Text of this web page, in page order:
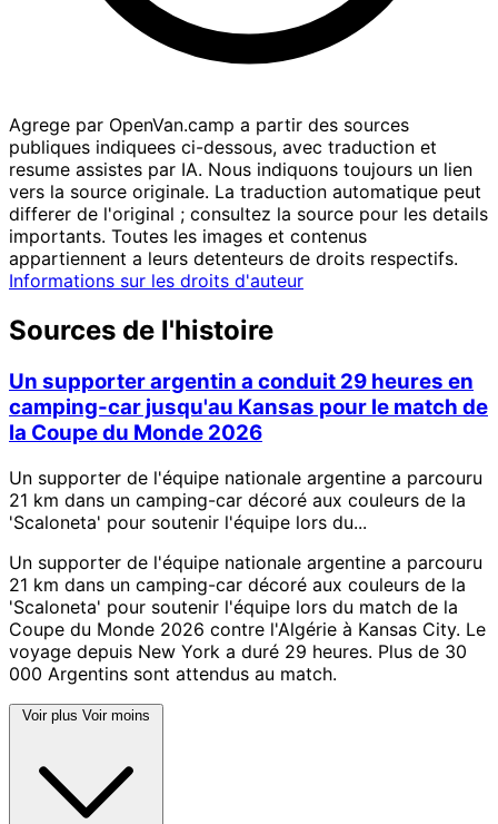
Agrege par OpenVan.camp a partir des sources
publiques indiquees ci-dessous, avec traduction et
resume assistes par IA. Nous indiquons toujours un lien
vers la source originale. La traduction automatique peut
differer de l'original ; consultez la source pour les details
importants. Toutes les images et contenus
appartiennent a leurs detenteurs de droits respectifs.
Informations sur les droits d'auteur
Sources de l'histoire
Un supporter argentin a conduit 29 heures en
camping-car jusqu'au Kansas pour le match de
la Coupe du Monde 2026
Un supporter de l'équipe nationale argentine a parcouru
21 km dans un camping-car décoré aux couleurs de la
'Scaloneta' pour soutenir l'équipe lors du...
Un supporter de l'équipe nationale argentine a parcouru
21 km dans un camping-car décoré aux couleurs de la
'Scaloneta' pour soutenir l'équipe lors du match de la
Coupe du Monde 2026 contre l'Algérie à Kansas City. Le
voyage depuis New York a duré 29 heures. Plus de 30
000 Argentins sont attendus au match.
Voir plus Voir moins